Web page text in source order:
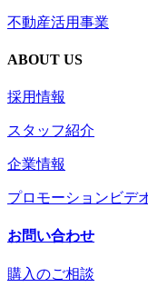
不動産活用事業
ABOUT US
採用情報
スタッフ紹介
企業情報
プロモーションビデ
お問い合わせ
購入のご相談